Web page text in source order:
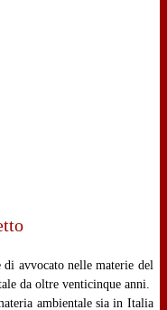
di avvocato nelle materie del
da oltre venticinque anni.
ambientale sia in Italia